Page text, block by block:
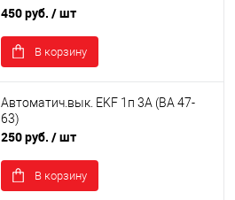
450 руб. / шт
В корзину
Автоматич.вык. EKF 1п 3А (ВА 47-
63)
250 руб. / шт
В корзину